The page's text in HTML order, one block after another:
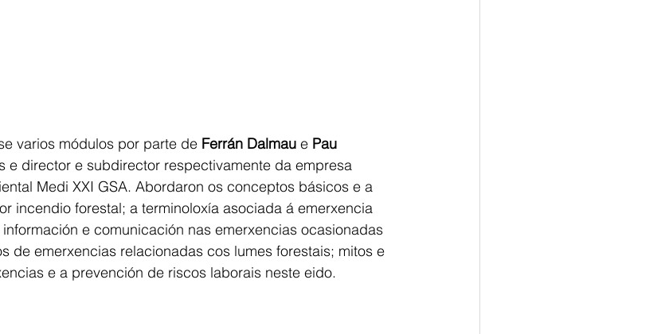
varios módulos por parte de Ferrán Dalmau e Pau
e director e subdirector respectivamente da empresa
Medi XXI GSA. Abordaron os conceptos básicos e a
incendio forestal; a terminoloxía asociada á emerxencia
e comunicación nas emerxencias ocasionadas
de emerxencias relacionadas cos lumes forestais; mitos e
e a prevención de riscos laborais neste eido.